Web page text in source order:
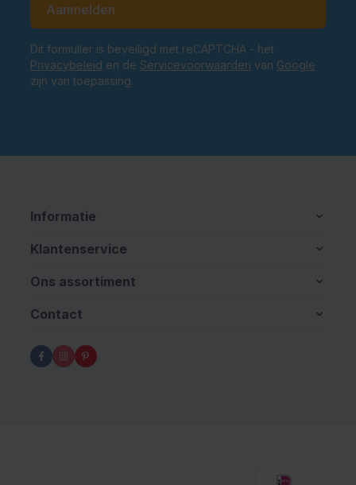
Aanmelden
Dit formulier is beveiligd met reCAPTCHA - het
Privacybeleid en de Servicevoorwaarden van Google
zijn van toepassing.
Informatie
Klantenservice
Ons assortiment
Contact